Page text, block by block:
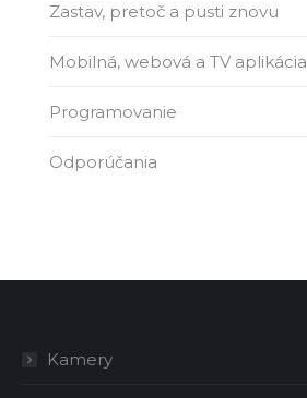
Zastav, pretoč a pusti znovu
Mobilná, webová a TV aplikácia
Programovanie
Odporúčania
Kamery